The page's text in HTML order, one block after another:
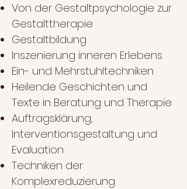
Von der Gestaltpsychologie zur
Gestalttherapie
Gestaltbildung
Inszenierung inneren Erlebens
Ein- und Mehrstuhltechniken
Heilende Geschichten und
Texte in Beratung und Therapie
Auftragsklärung,
Interventionsgestaltung und
Evaluation
Techniken der
Komplexreduzierung